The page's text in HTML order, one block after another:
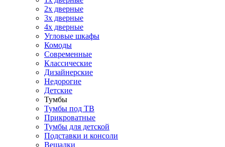
2х дверные
3х дверные
4х дверные
Угловые шкафы
Комоды
Современные
Классические
Дизайнерские
Недорогие
Детские
Тумбы
Тумбы под ТВ
Прикроватные
Тумбы для детской
Подставки и консоли
Вешалки